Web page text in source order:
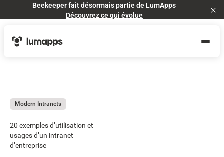
Beekeeper fait désormais partie de LumApps
Découvrez ce qui évolue
Modern Intranets
20 exemples d’utilisation et
usages d’un intranet
d’entreprise